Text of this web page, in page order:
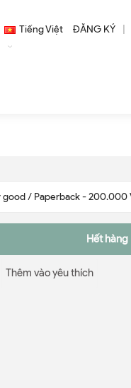
ĐĂNG KÝ
Tiếng Việt
Hết hàng
Thêm vào yêu thích